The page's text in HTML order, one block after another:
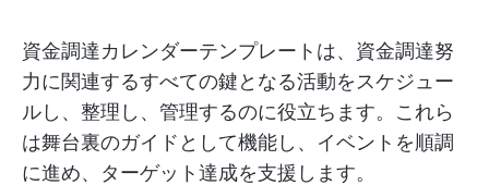
資金調達カレンダーテンプレートは、資金調達努
力に関連するすべての鍵となる活動をスケジュー
ルし、整理し、管理するのに役立ちます。これら
は舞台裏のガイドとして機能し、イベントを順調
に進め、ターゲット達成を支援します。